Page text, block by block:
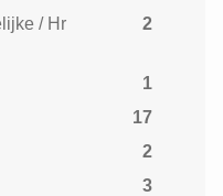
2
1
17
2
3